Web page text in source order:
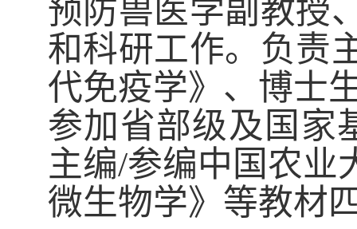
预防兽医学副教授
和科研工作。 负责
代免疫学》、博士
参加省部级及国家
主编/参编中国农业
微生物学》等教材